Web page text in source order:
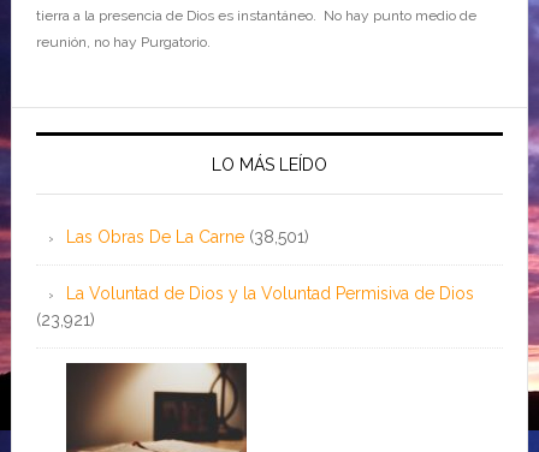
tierra a la presencia de Dios es instantáneo. No hay punto medio de
reunión, no hay Purgatorio.
LO MÁS LEÍDO
Las Obras De La Carne (38,501)
La Voluntad de Dios y la Voluntad Permisiva de Dios
(23,921)